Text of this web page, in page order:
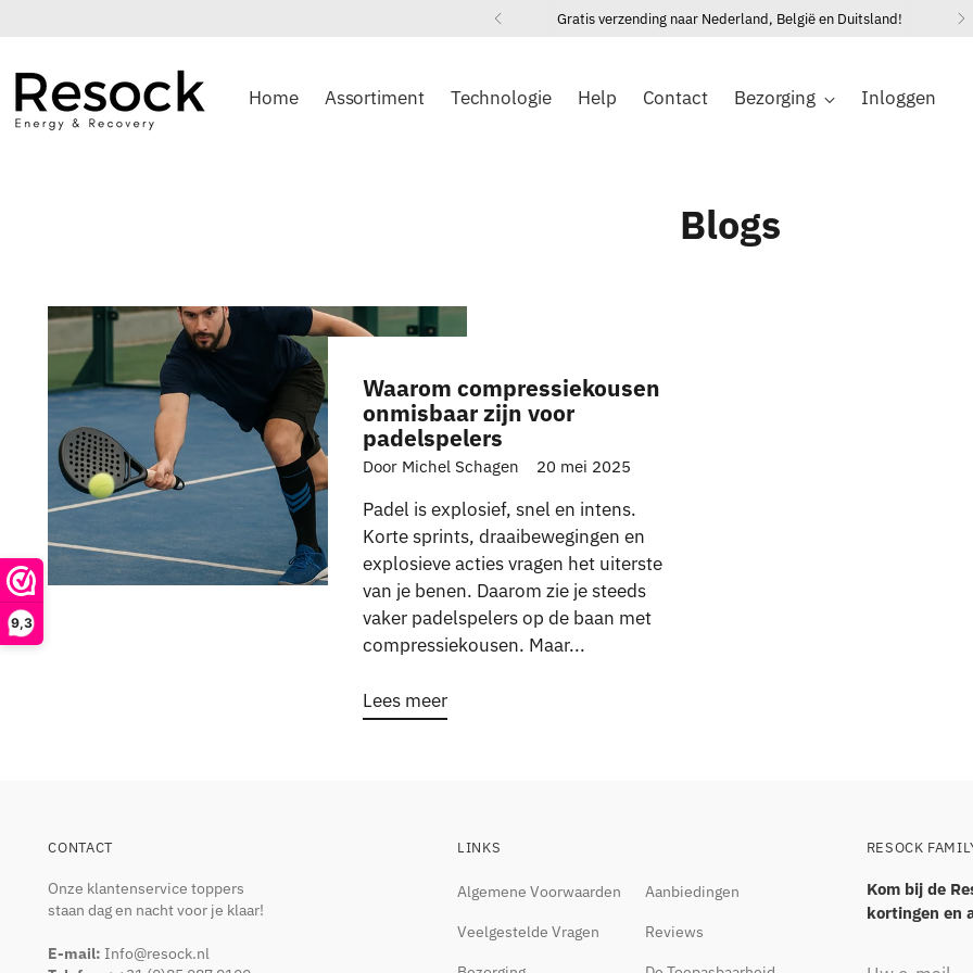
9,3
Home Assortiment Technologie Help Contact Bezorging Inloggen
Blogs
Waarom compressiekousen
onmisbaar zijn voor
padelspelers
Door Michel Schagen 20 mei 2025
Padel is explosief, snel en intens.
Korte sprints, draaibewegingen en
explosieve acties vragen het uiterste
van je benen. Daarom zie je steeds
vaker padelspelers op de baan met
compressiekousen. Maar...
Lees meer
CONTACT
Onze klantenservice toppers
staan dag en nacht voor je klaar!
E-mail: Info@resock.nl
LINKS
Algemene Voorwaarden
Veelgestelde Vragen
Aanbiedingen
Reviews
RESOCK
Kom bij de
kortingen en